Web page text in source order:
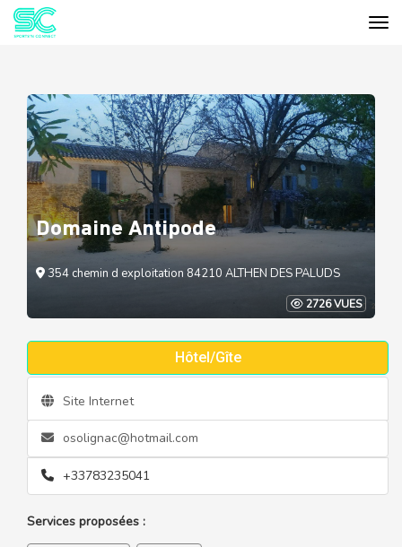
Domaine Antipode
354 chemin d exploitation 84210 ALTHEN DES PALUDS
2726 VUES
Hôtel/Gîte
Site Internet
osolignac@hotmail.com
+33783235041
Services proposées :